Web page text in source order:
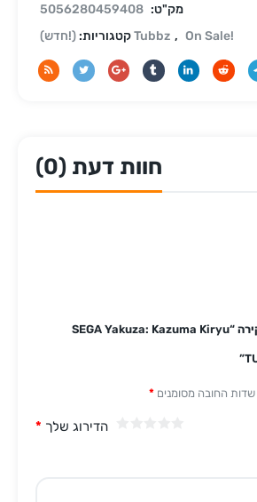
מק"ט: 5056280459408
קטגוריות:(!חדש) Tubbz , On Sale!
חוות דעת (0)
היה הראשון לכתוב סקירה “SEGA Yakuza: Kazuma Kiryu
שדות החובה מסומנים *
הדירוג שלך *